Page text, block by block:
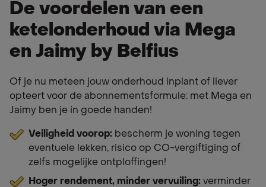
De voordelen van een
ketelonderhoud via Mega
en Jaimy by Belfius
Of je nu meteen jouw onderhoud inplant of liever
opteert voor de abonnementsformule: met Mega en
Jaimy ben je in goede handen!
Veiligheid voorop: bescherm je woning tegen
eventuele lekken, risico op CO-vergiftiging of
zelfs mogelijke ontploffingen!
Hoger rendement, minder vervuiling: verminder